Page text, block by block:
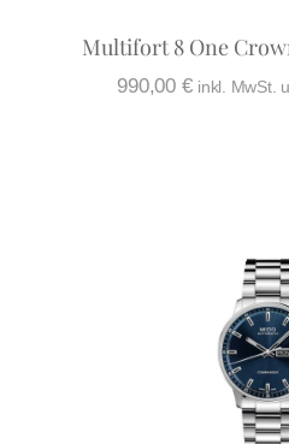
Multifort 8 One
990,00 € inkl. MwSt.